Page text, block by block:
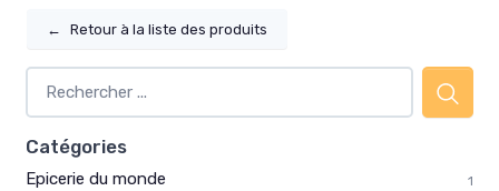
← Retour à la liste des produits
Catégories
Epicerie du monde 1